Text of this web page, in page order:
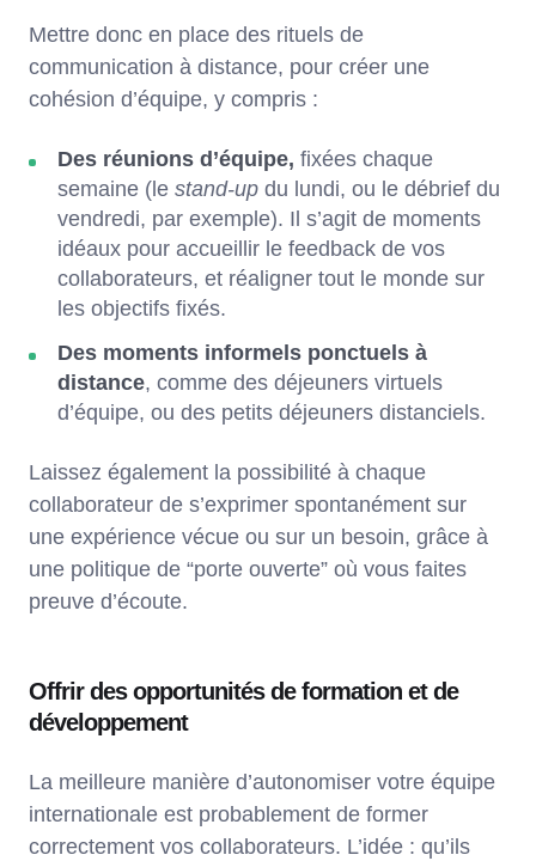
Mettre donc en place des rituels de
communication à distance, pour créer une
cohésion d’équipe, y compris :
Des réunions d’équipe, fixées chaque
semaine (le stand-up du lundi, ou le débrief du
vendredi, par exemple). Il s’agit de moments
idéaux pour accueillir le feedback de vos
collaborateurs, et réaligner tout le monde sur
les objectifs fixés.
Des moments informels ponctuels à
distance, comme des déjeuners virtuels
d’équipe, ou des petits déjeuners distanciels.
Laissez également la possibilité à chaque
collaborateur de s’exprimer spontanément sur
une expérience vécue ou sur un besoin, grâce à
une politique de “porte ouverte” où vous faites
preuve d’écoute.
Offrir des opportunités de formation et de
développement
La meilleure manière d’autonomiser votre équipe
internationale est probablement de former
correctement vos collaborateurs. L’idée : qu’ils